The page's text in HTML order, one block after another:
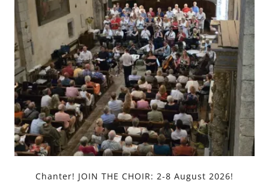
Chanter! JOIN THE CHOIR: 2-8 August 2026!